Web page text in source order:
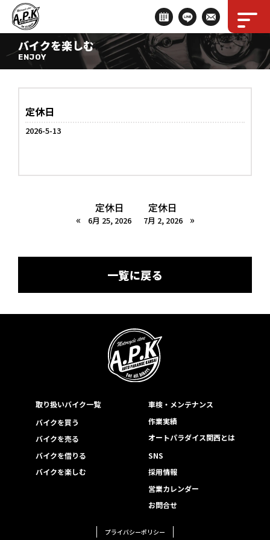
バイクを楽しむ
ENJOY
定休日
2026-5-13
«
定休日
6月 25, 2026
定休日
7月 2, 2026 »
一覧に戻る
取り扱いバイク一覧
バイクを買う
バイクを売る
バイクを借りる
バイクを楽しむ
車検・メンテナンス
作業実績
オートパラダイス関西とは
SNS
採用情報
営業カレンダー
お問合せ
プライバシーポリシー